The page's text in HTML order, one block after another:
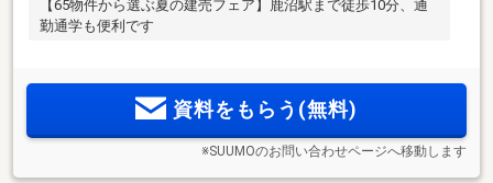
【65物件から選ぶ夏の建売フェア】鹿沼駅まで徒歩10分、通
勤通学も便利です
資料をもらう(無料)
※SUUMOのお問い合わせページへ移動します